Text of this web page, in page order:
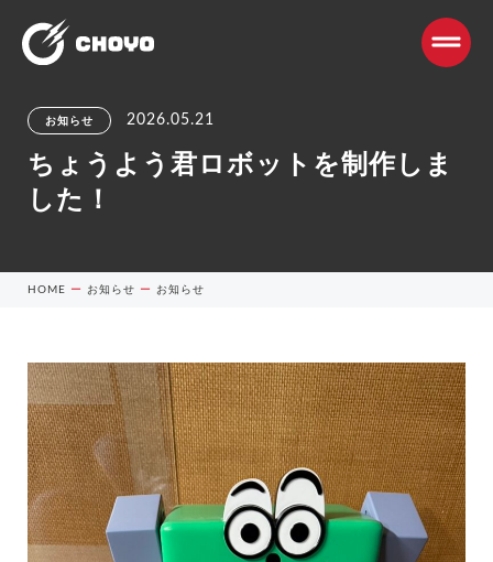
お知らせ 2026.05.21
ちょうよう君ロボットを制作しま
した！
HOME ー お知らせ ー お知らせ